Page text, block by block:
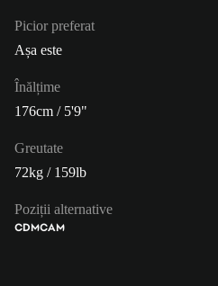
Picior preferat
Așa este
Înălțime
176cm / 5'9"
Greutate
72kg / 159lb
Poziții alternative
CDMCAM